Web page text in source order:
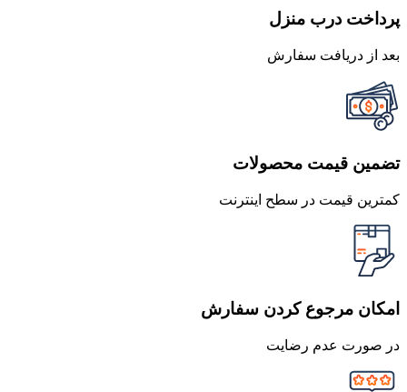
پرداخت درب منزل
بعد از دریافت سفارش
تضمین قیمت محصولات
کمترین قیمت در سطح اینترنت
امکان مرجوع کردن سفارش
در صورت عدم رضایت